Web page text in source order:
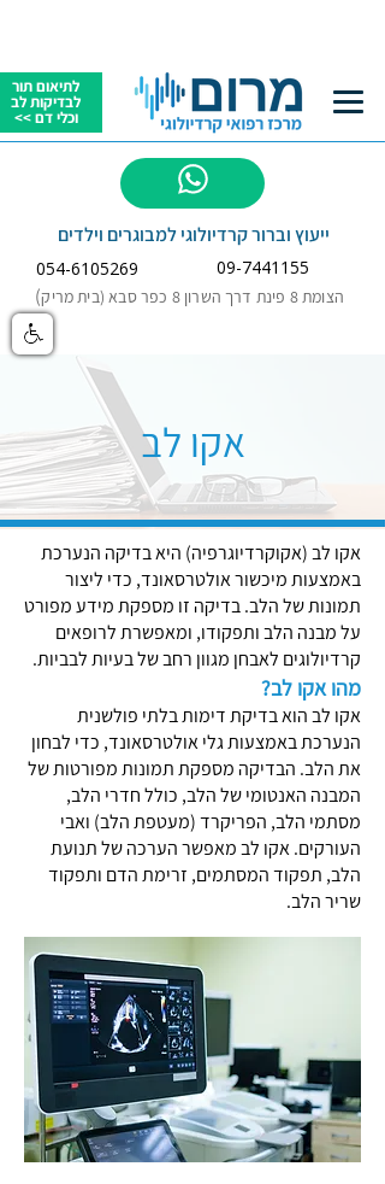
לתיאום תור
לבדיקות לב
וכלי דם >>
הצומת 8 פינת דרך השרון 8 כפר סבא (בית מריק )
054-6105269 09-7441155
ייעוץ וברור קרדיולוגי למבוגרים וילדים
לשאלות
אקו לב
אקו לב (אקוקרדיוגרפיה) היא בדיקה הנערכת
באמצעות מיכשור אולטרסאונד, כדי ליצור
תמונות של הלב. בדיקה זו מספקת מידע מפורט
על מבנה הלב ותפקודו, ומאפשרת לרופאים
קרדיולוגים לאבחן מגוון רחב של בעיות לבביות.
מהו אקו לב?
אקו לב הוא בדיקת דימות בלתי פולשנית
הנערכת באמצעות גלי אולטרסאונד, כדי לבחון
את הלב. הבדיקה מספקת תמונות מפורטות של
המבנה האנטומי של הלב, כולל חדרי הלב,
מסתמי הלב, הפריקרד (מעטפת הלב) ואבי
העורקים. אקו לב מאפשר הערכה של תנועת
הלב, תפקוד המסתמים, זרימת הדם ותפקוד
שריר הלב.